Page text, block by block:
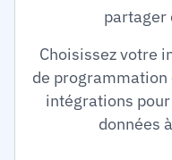
partager
Choisissez votre
de
intégrations
données